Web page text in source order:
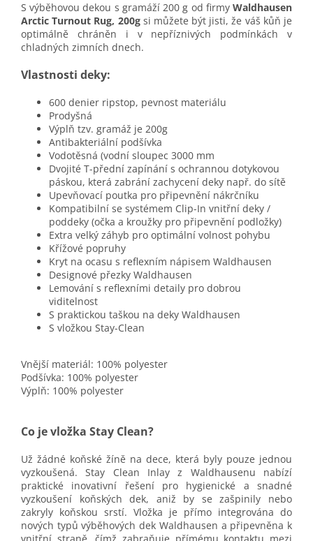
S výběhovou dekou s gramáží 200 g od firmy Waldhausen
Arctic Turnout Rug, 200gsi můžete být jisti, že váš kůň je
optimálně chráněn i v nepříznivých podmínkách v
chladných zimních dnech.
Vlastnosti deky:
600 denier ripstop, pevnost materiálu
Prodyšná
Výplň tzv. gramáž je 200g
Antibakteriální podšívka
Vodotěsná (vodní sloupec 3000 mm
Dvojité T-přední zapínání s ochrannou dotykovou
páskou, která zabrání zachycení deky např. do sítě
Upevňovací poutka pro připevnění nákrčníku
Kompatibilní se systémem Clip-In vnitřní deky /
poddeky (očka a kroužky pro připevnění podložky)
Extra velký záhyb pro optimální volnost pohybu
Křížové popruhy
Kryt na ocasu s reflexním nápisem Waldhausen
Designové přezky Waldhausen
Lemování s reflexními detaily pro dobrou
viditelnost
S praktickou taškou na deky Waldhausen
S vložkou Stay-Clean
Vnější materiál: 100% polyester
Podšívka: 100% polyester
Výplň: 100% polyester
Co je vložka Stay Clean?
Už žádné koňské žíně na dece, která byly pouze jednou
vyzkoušená. Stay Clean Inlay z Waldhausenu nabízí
praktické inovativní řešení pro hygienické a snadné
vyzkoušení koňských dek, aniž by se zašpinily nebo
zakryly koňskou srstí. Vložka je přímo integrována do
nových typů výběhových dek Waldhausen a připevněna k